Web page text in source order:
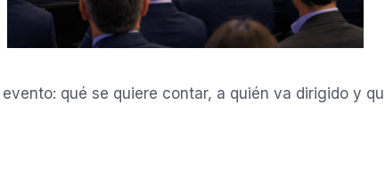
qué se quiere contar, a quién va dirigido y